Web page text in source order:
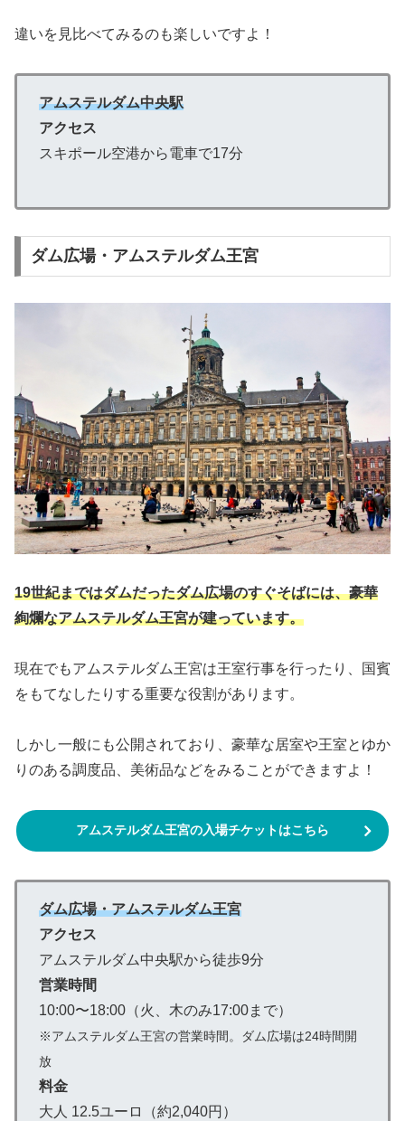
違いを見比べてみるのも楽しいですよ！
アムステルダム中央駅
アクセス
スキポール空港から電車で17分
ダム広場・アムステルダム王宮
19世紀まではダムだったダム広場のすぐそばには、豪華
絢爛なアムステルダム王宮が建っています。
現在でもアムステルダム王宮は王室行事を行ったり、国賓
をもてなしたりする重要な役割があります。
しかし一般にも公開されており、豪華な居室や王室とゆか
りのある調度品、美術品などをみることができますよ！
アムステルダム王宮の入場チケットはこちら
ダム広場・アムステルダム王宮
アクセス
アムステルダム中央駅から徒歩9分
営業時間
10:00〜18:00（火、木のみ17:00まで）
※アムステルダム王宮の営業時間。ダム広場は24時間開
放
料金
大人 12.5ユーロ（約2,040円）